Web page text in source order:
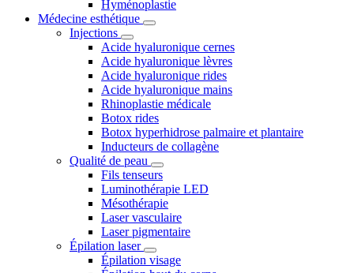
Hyménoplastie
Médecine esthétique
Injections
Acide hyaluronique cernes
Acide hyaluronique lèvres
Acide hyaluronique rides
Acide hyaluronique mains
Rhinoplastie médicale
Botox rides
Botox hyperhidrose palmaire et plantaire
Inducteurs de collagène
Qualité de peau
Fils tenseurs
Luminothérapie LED
Mésothérapie
Laser vasculaire
Laser pigmentaire
Épilation laser
Épilation visage